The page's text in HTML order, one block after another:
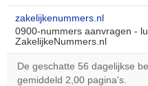
zakelijkenummers.nl
0900-nummers aanvragen -
ZakelijkeNummers.nl
De geschatte 56 dagelijkse
gemiddeld 2,00 pagina's.